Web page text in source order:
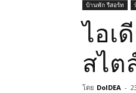
บ้านพัก รีสอร์ท
ไอเ
สไต
โดย DoIDEA -